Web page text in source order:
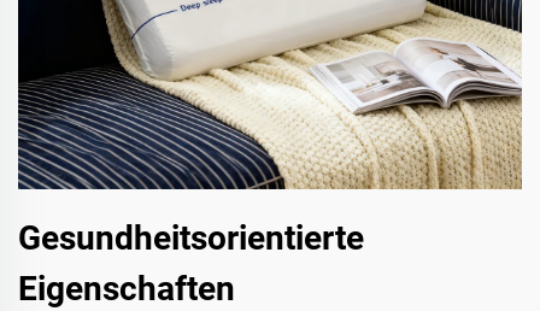
Gesundheitsorientierte
Eigenschaften